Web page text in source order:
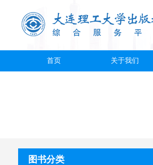
首页 关于我们
图书分类